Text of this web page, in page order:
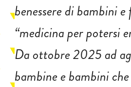
benessere di bambini
“medicina per potersi
Da ottobre 2025 ad
bambine e bambini